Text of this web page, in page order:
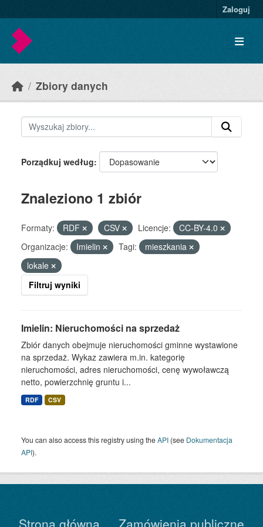
Zaloguj
Zbiory danych
Porządkuj według
Znaleziono 1 zbiór
Formaty: RDF CSV Licencje:
CC-BY-4.0
Organizacje:
Imielin Tagi:
mieszkania
lokale
Filtruj wyniki
Imielin: Nieruchomości na sprzedaż
Zbiór danych obejmuje nieruchomości gminne wystawione
na sprzedaż. Wykaz zawiera m.in. kategorię
nieruchomości, adres nieruchomości, cenę wywoławczą
netto, powierzchnię gruntu i...
RDF CSV
You can also access this registry using theAPI (see Dokumentacja
API).
Strona główna Zamówienia publiczne